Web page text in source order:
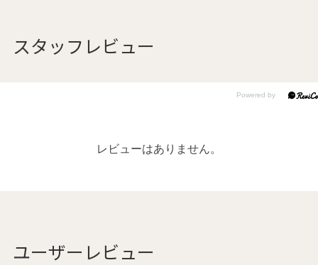
スタッフレビュー
レビューはありません。
ユーザーレビュー